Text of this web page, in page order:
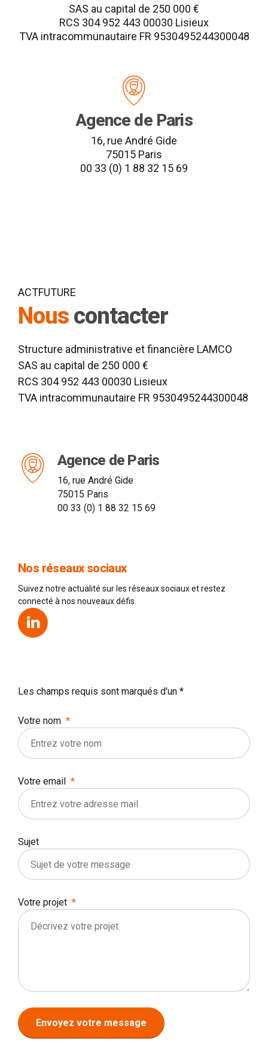
SAS au capital de 250 000 €
RCS 304 952 443 00030 Lisieux
TVA intracommunautaire FR 9530495244300048
Agence de Paris
16, rue André Gide
75015 Paris
00 33 (0) 1 88 32 15 69
ACTFUTURE
Nous contacter
Structure administrative et financière LAMCO
SAS au capital de 250 000 €
RCS 304 952 443 00030 Lisieux
TVA intracommunautaire FR 9530495244300048
Agence de Paris
16, rue André Gide
75015 Paris
00 33 (0) 1 88 32 15 69
Nos réseaux sociaux
Suivez notre actualité sur les réseaux sociaux et restez
connecté à nos nouveaux défis.
Les champs requis sont marqués d'un *
Votre nom
Votre email
Sujet
Votre projet